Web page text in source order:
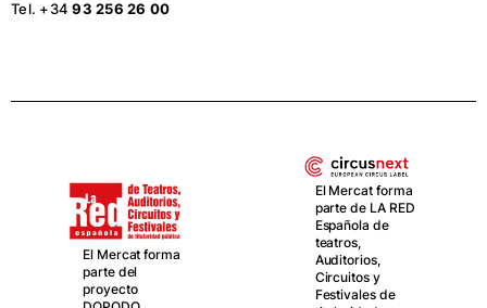
Tel. +3493 256 26 00
El Mercat forma
parte del
proyecto
El Mercat forma
parte de LA RED
Española de
teatros,
Auditorios,
Circuitos y
Festivales de